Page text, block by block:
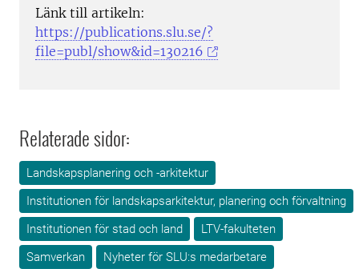
Länk till artikeln:
https://publications.slu.se/?
file=publ/show&id=130216
Relaterade sidor:
Landskapsplanering och -arkitektur
Institutionen för landskapsarkitektur, planering och förvaltning
Institutionen för stad och land
LTV-fakulteten
Samverkan
Nyheter för SLU:s medarbetare